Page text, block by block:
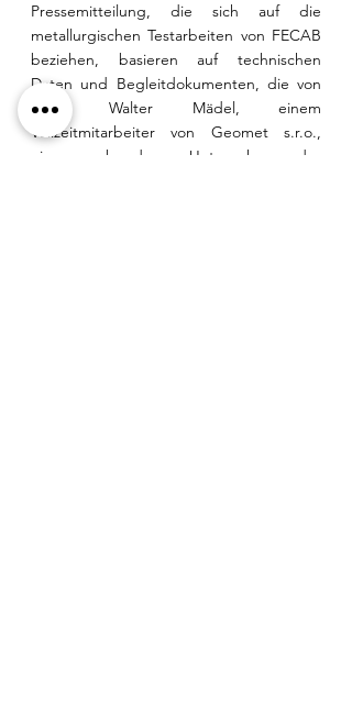
Pressemitteilung, die sich auf die
metallurgischen Testarbeiten von FECAB
beziehen, basieren auf technischen
Daten und Begleitdokumenten, die von
Herrn Walter Mädel, einem
Vollzeitmitarbeiter von Geomet s.r.o.,
einem verbundenen Unternehmen der